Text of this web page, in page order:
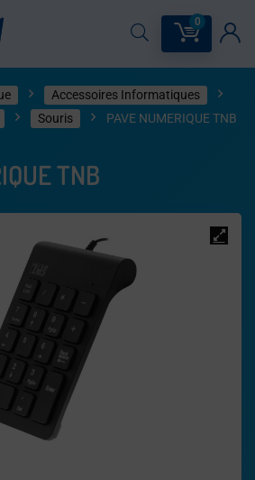
0
Accessoires Informatiques
Souris PAVE NUMERIQUE TNB
TNB